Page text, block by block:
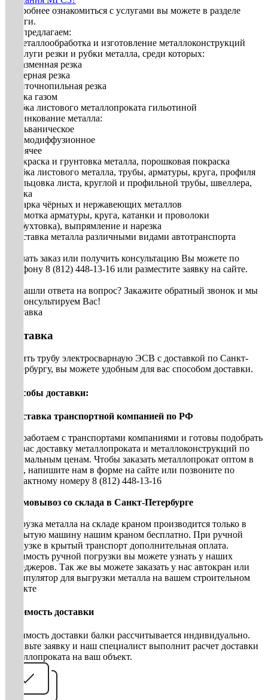
Подробнее ознакомиться с услугами вы можете в разделе
Услуги.
Мы предлагаем:
1. Металлообработка и изготовление металлоконструкций
2. Услуги резки и рубки металла, среди которых:
• плазменная резка
• лазерная резка
• ленточнопильная резка
• резка газом
• рубка листового металлопроката гильотиной
3. Цинкование металла:
• гальваническое
• термодиффузионное
• горячее
• Покраска и грунтовка металла, порошковая покраска
• Гибка листового металла, трубы, арматуры, круга, профиля
• Вальцовка листа, круглой и профильной трубы, швеллера,
уголка
• Сварка чёрных и нержавеющих металлов
• Размотка арматуры, круга, катанки и проволоки
(разбухтовка), выпрямление и нарезка
• Доставка металла различными видами автотранспорта
Сделать заказ или получить консультацию Вы можете по
телефону 8 (812) 448-13-16 или разместите заявку на сайте.
Не нашли ответа на вопрос? Закажите обратный звонок и мы
проконсультируем Вас!
Доставка
Доставка
Купить трубу электросварнаую ЭСВ с доставкой по Санкт-
Петербургу, вы можете удобным для вас способом доставки.
Способы доставки:
• Доставка транспортной компанией по РФ
Мы работаем с транспортами компаниями и готовы подобрать
для вас доставку металлопроката и металлоконструкций по
оптимальным ценам. Чтобы заказать металлопрокат оптом в
СПб, напишите нам в форме на сайте или позвоните по
контактному номеру 8 (812) 448-13-16
• Самовывоз со склада в Санкт-Петербурге
Погрузка металла на складе краном производится только в
открытую машину нашим краном бесплатно. При ручной
погрузке в крытый транспорт дополнительная оплата.
Стоимость ручной погрузки вы можете узнать у наших
менеджеров. Так же вы можете заказать у нас автокран или
манипулятор для выгрузки металла на вашем строительном
объекте
Стоимость доставки
Стоимость доставки балки рассчитывается индивидуально.
Оставьте заявку и наш специалист выполнит расчет доставки
металлопроката на ваш объект.